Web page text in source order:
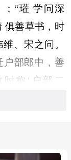
：“瓘 学问深
俱善草书，时
、宋之问。
户部郎中，善
称‘户部二
文彦《图绘宝
指 金 段克己
妙集》：“金